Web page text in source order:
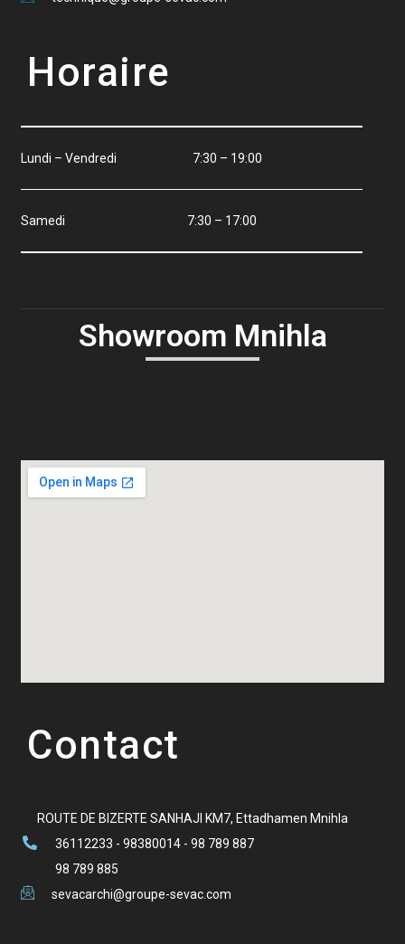
Horaire
Lundi – Vendredi 7:30 – 19:00
Samedi 7:30 – 17:00
Showroom Mnihla
Contact
ROUTE DE BIZERTE SANHAJI KM7, Ettadhamen Mnihla
36112233 - 98380014 - 98 789 887
98 789 885
sevacarchi@groupe-sevac.com